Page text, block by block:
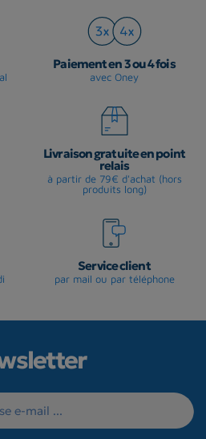
Paiement en 3 ou 4 fois
avec Oney
Livraison gratuite en point
relais
à partir de 79€ d'achat (hors
produits long)
Service client
par mail ou par téléphone